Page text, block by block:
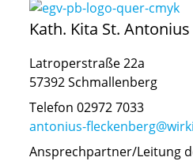
Kath. Kita St.
Latroperstraße 22a
57392 Schmallenberg
Telefon 02972 7033
antonius-
Ansprechpartner/Leitung